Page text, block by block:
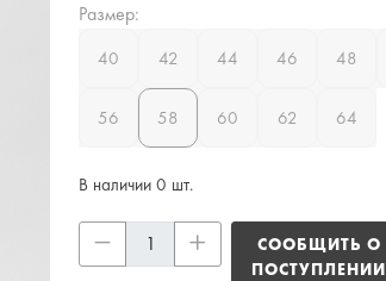
Размер:
40
42 44 46 48
56 58 60 62 64
В наличии 0 шт.
СООБЩИТЬ О
ПОСТУПЛЕНИИ